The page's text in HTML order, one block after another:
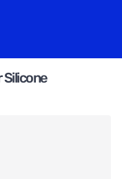
Silicone